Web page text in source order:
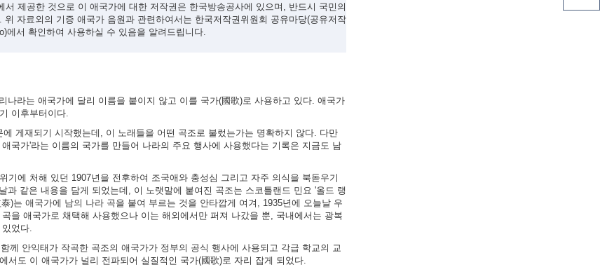
제공한 것으로 이 애국가에 대한 저작권은 한국방송공사에 있으며, 반드시 국민의
자료외의 기증 애국가 음원과 관련하여서는 한국저작권위원회 공유마당(공유저작
에서 확인하여 사용하실 수 있음을 알려드립니다.
나라는 애국가에 달리 이름을 붙이지 않고 이를 국가(國歌)로 사용하고 있다. 애국가
이후부터이다.
게재되기 시작했는데, 이 노래들을 어떤 곡조로 불렀는가는 명확하지 않다. 다만
국가'라는 이름의 국가를 만들어 나라의 주요 행사에 사용했다는 기록은 지금도 남
에 처해 있던 1907년을 전후하여 조국애와 충성심 그리고 자주 의식을 북돋우기
같은 내용을 담게 되었는데, 이 노랫말에 붙여진 곡조는 스코틀랜드 민요 '올드 랭
)는 애국가에 남의 나라 곡을 붙여 부르는 것을 안타깝게 여겨, 1935년에 오늘날 우
을 애국가로 채택해 사용했으나 이는 해외에서만 퍼져 나갔을 뿐, 국내에서는 광복
었다.
께 안익태가 작곡한 곡조의 애국가가 정부의 공식 행사에 사용되고 각급 학교의 교
도 이 애국가가 널리 전파되어 실질적인 국가(國歌)로 자리 잡게 되었다.